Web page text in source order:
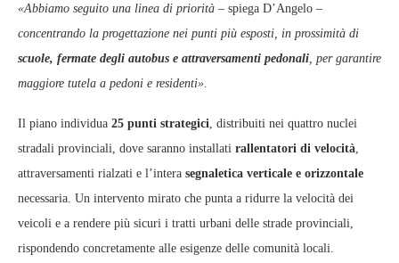
«Abbiamo seguito una linea di priorità – spiega D’Angelo –
concentrando la progettazione nei punti più esposti, in prossimità di
scuole, fermate degli autobus e attraversamenti pedonali, per garantire
maggiore tutela a pedoni e residenti».
Il piano individua 25 punti strategici, distribuiti nei quattro nuclei
stradali provinciali, dove saranno installati rallentatori di velocità,
attraversamenti rialzati e l’intera segnaletica verticale e orizzontale
necessaria. Un intervento mirato che punta a ridurre la velocità dei
veicoli e a rendere più sicuri i tratti urbani delle strade provinciali,
rispondendo concretamente alle esigenze delle comunità locali.